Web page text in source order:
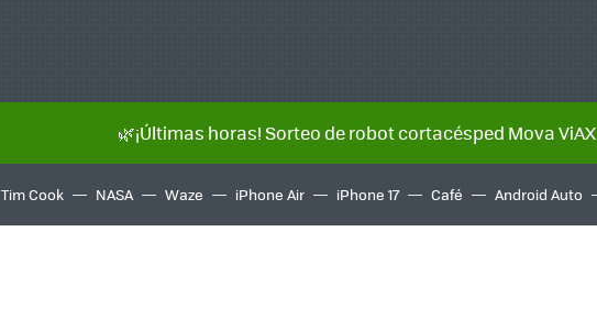
🌿¡Últimas horas! Sorteo de robot cortacésped Mova ViAX
Tim Cook NASA Waze iPhone Air iPhone 17 Café Android Auto